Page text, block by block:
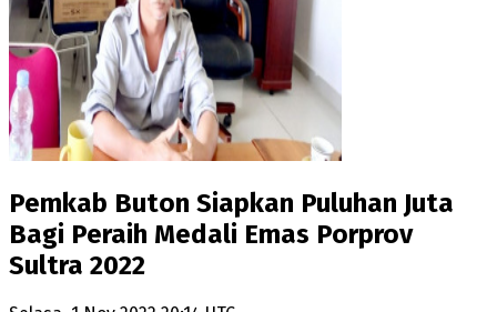
Pemkab Buton Siapkan Puluhan Juta
Bagi Peraih Medali Emas Porprov
Sultra 2022